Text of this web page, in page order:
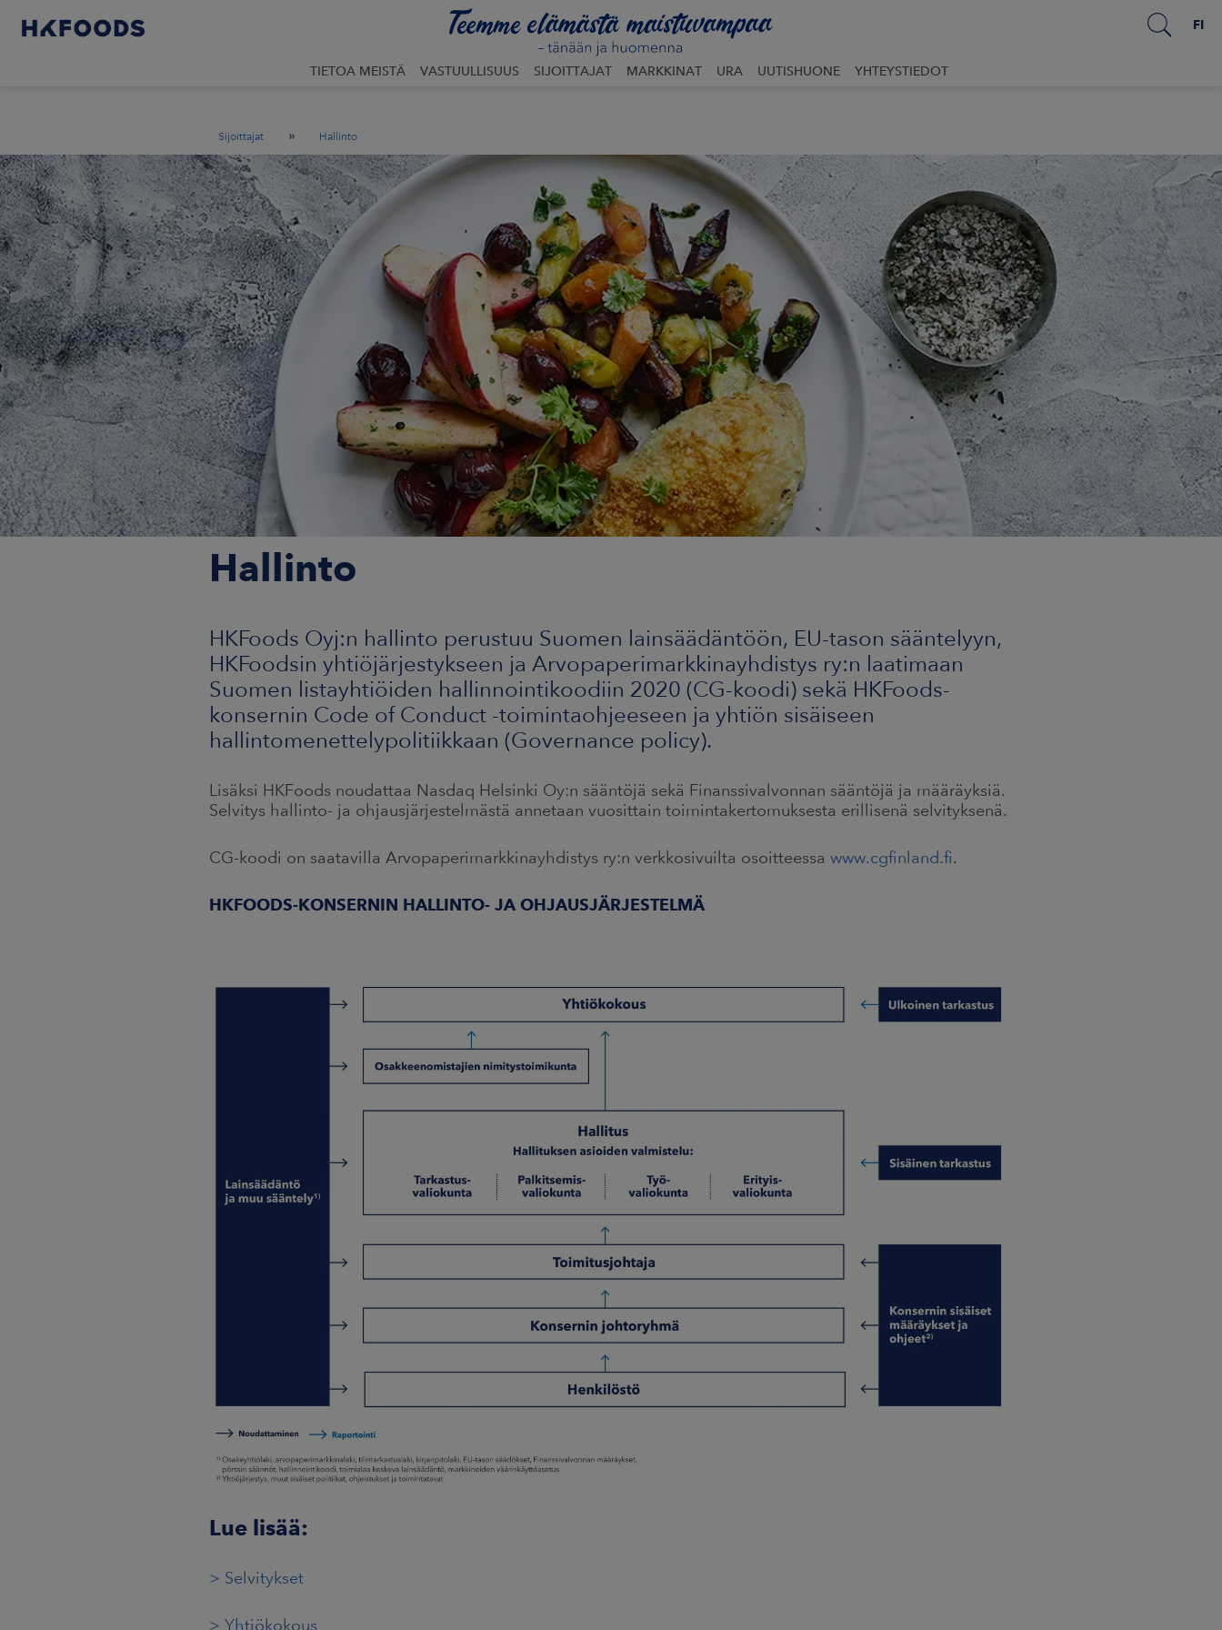
FI
TIETOA MEISTÄ VASTUULLISUUS SIJOITTAJAT MARKKINAT URA UUTISHUONE YHTEYSTIEDOT
Sijoittajat » Hallinto
Hallinto
HKFoods Oyj:n hallinto perustuu Suomen lainsäädäntöön, EU-tason sääntelyyn,
HKFoodsin yhtiöjärjestykseen ja Arvopaperimarkkinayhdistys ry:n laatimaan
Suomen listayhtiöiden hallinnointikoodiin 2020 (CG-koodi) sekä HKFoods-
konsernin Code of Conduct -toimintaohjeeseen ja yhtiön sisäiseen
hallintomenettelypolitiikkaan (Governance policy).
Lisäksi HKFoods noudattaa Nasdaq Helsinki Oy:n sääntöjä sekä Finanssivalvonnan sääntöjä ja määräyksiä.
Selvitys hallinto- ja ohjausjärjestelmästä annetaan vuosittain toimintakertomuksesta erillisenä selvityksenä.
CG-koodi on saatavilla Arvopaperimarkkinayhdistys ry:n verkkosivuilta osoitteessa www.cgfinland.fi.
HKFOODS-KONSERNIN HALLINTO- JA OHJAUSJÄRJESTELMÄ
Lue lisää:
> Selvitykset
> Yhtiökokous